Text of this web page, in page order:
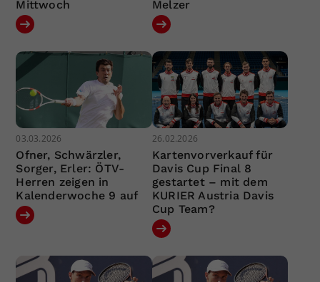
Mittwoch Melzer
03.03.2026
Ofner, Schwärzler,
Sorger, Erler: ÖTV-
Herren zeigen in
Kalenderwoche 9 auf
26.02.2026
Kartenvorverkauf für
Davis Cup Final 8
gestartet – mit dem
KURIER Austria Davis
Cup Team?